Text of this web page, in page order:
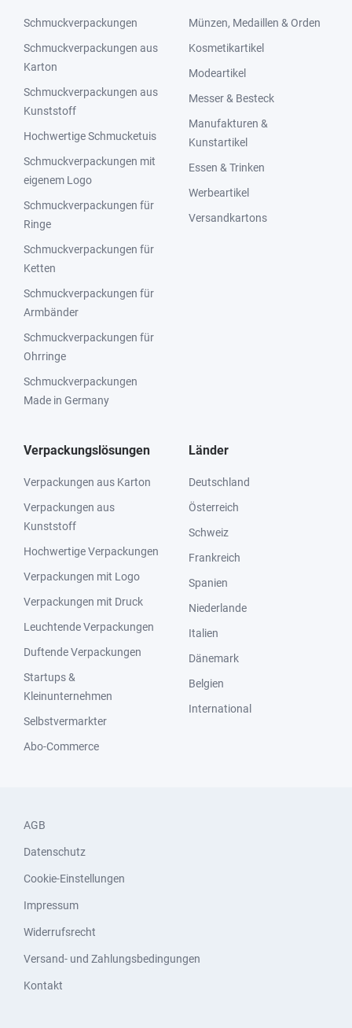
Schmuckverpackungen
Schmuckverpackungen aus
Karton
Schmuckverpackungen aus
Kunststoff
Hochwertige Schmucketuis
Schmuckverpackungen mit
eigenem Logo
Schmuckverpackungen für
Ringe
Schmuckverpackungen für
Ketten
Schmuckverpackungen für
Armbänder
Schmuckverpackungen für
Ohrringe
Schmuckverpackungen
Made in Germany
Münzen, Medaillen & Orden
Kosmetikartikel
Modeartikel
Messer & Besteck
Manufakturen &
Kunstartikel
Essen & Trinken
Werbeartikel
Versandkartons
Verpackungslösungen
Verpackungen aus Karton
Verpackungen aus
Kunststoff
Hochwertige Verpackungen
Verpackungen mit Logo
Verpackungen mit Druck
Leuchtende Verpackungen
Duftende Verpackungen
Startups &
Kleinunternehmen
Selbstvermarkter
Abo-Commerce
Länder
Deutschland
Österreich
Schweiz
Frankreich
Spanien
Niederlande
Italien
Dänemark
Belgien
International
AGB
Datenschutz
Cookie-Einstellungen
Impressum
Widerrufsrecht
Versand- und Zahlungsbedingungen
Kontakt